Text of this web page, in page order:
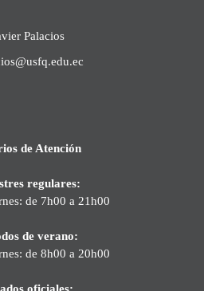
Palacios
de Atención
regulares:
de 7h00 a 21h00
de verano:
de 8h00 a 20h00
oficiales: